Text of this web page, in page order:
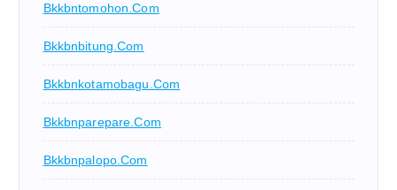
Bkkbntomohon.com
Bkkbnbitung.com
Bkkbnkotamobagu.com
Bkkbnparepare.com
Bkkbnpalopo.com